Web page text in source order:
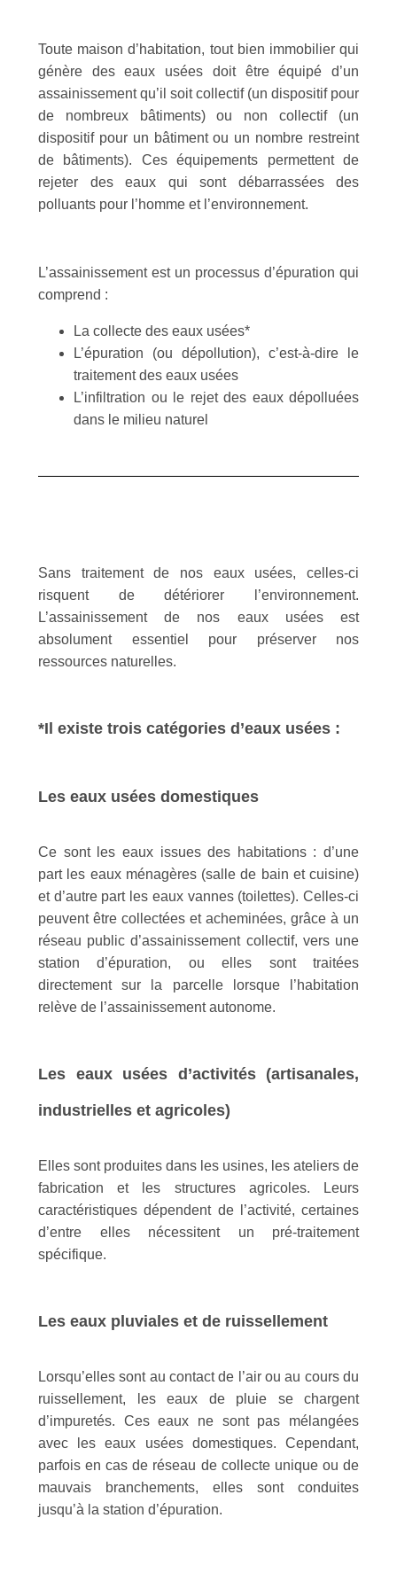
Toute maison d’habitation, tout bien immobilier qui
génère des eaux usées doit être équipé d’un
assainissement qu’il soit collectif (un dispositif pour
de nombreux bâtiments) ou non collectif (un
dispositif pour un bâtiment ou un nombre restreint
de bâtiments). Ces équipements permettent de
rejeter des eaux qui sont débarrassées des
polluants pour l’homme et l’environnement.
L’assainissement est un processus d’épuration qui
comprend :
La collecte des eaux usées*
L’épuration (ou dépollution), c’est-à-dire le
traitement des eaux usées
L’infiltration ou le rejet des eaux dépolluées
dans le milieu naturel
Sans traitement de nos eaux usées, celles-ci
risquent de détériorer l’environnement.
L’assainissement de nos eaux usées est
absolument essentiel pour préserver nos
ressources naturelles.
*Il existe trois catégories d’eaux usées :
Les eaux usées domestiques
Ce sont les eaux issues des habitations : d’une
part les eaux ménagères (salle de bain et cuisine)
et d’autre part les eaux vannes (toilettes). Celles-ci
peuvent être collectées et acheminées, grâce à un
réseau public d’assainissement collectif, vers une
station d’épuration, ou elles sont traitées
directement sur la parcelle lorsque l’habitation
relève de l’assainissement autonome.
Les eaux usées d’activités (artisanales,
industrielles et agricoles)
Elles sont produites dans les usines, les ateliers de
fabrication et les structures agricoles. Leurs
caractéristiques dépendent de l’activité, certaines
d’entre elles nécessitent un pré-traitement
spécifique.
Les eaux pluviales et de ruissellement
Lorsqu’elles sont au contact de l’air ou au cours du
ruissellement, les eaux de pluie se chargent
d’impuretés. Ces eaux ne sont pas mélangées
avec les eaux usées domestiques. Cependant,
parfois en cas de réseau de collecte unique ou de
mauvais branchements, elles sont conduites
jusqu’à la station d’épuration.